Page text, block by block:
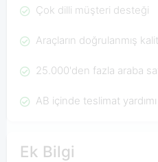
Çok dilli müşteri desteği
Araçların doğrulanmış
25.000'den fazla araba
AB içinde teslimat yardımı
Ek Bilgi